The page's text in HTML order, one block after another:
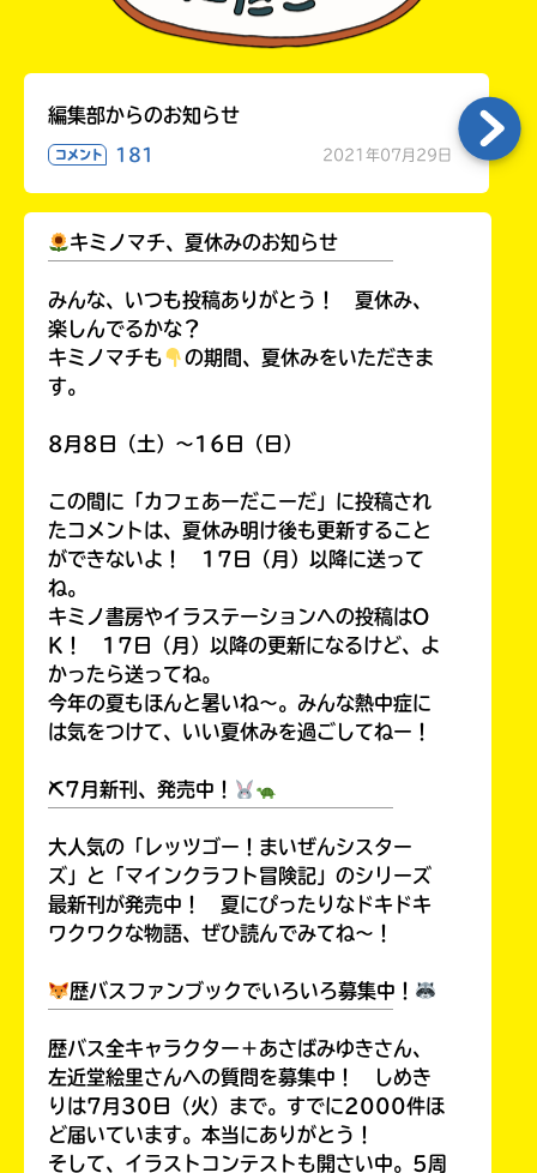
編集部からのお知らせ
コメント 181 2021年07月29日
キミノマチ、夏休みのお知らせ
みんな、いつも投稿ありがとう！ 夏休み、
楽しんでるかな？
キミノマチも
の期間、夏休みをいただきま
す。
8月8日（土）～16日（日）
この間に「カフェあーだこーだ」に投稿され
たコメントは、夏休み明け後も更新すること
ができないよ！ 17日（月）以降に送って
ね。
キミノ書房やイラステーションへの投稿はO
K！ 17日（月）以降の更新になるけど、よ
かったら送ってね。
今年の夏もほんと暑いね～。みんな熱中症に
は気をつけて、いい夏休みを過ごしてねー！
⛏7月新刊、発売中！
大人気の「レッツゴー！まいぜんシスター
ズ」と「マインクラフト冒険記」のシリーズ
最新刊が発売中！ 夏にぴったりなドキドキ
ワクワクな物語、ぜひ読んでみてね～！
歴バスファンブックでいろいろ募集中！
歴バス全キャラクター＋あさばみゆきさん、
左近堂絵里さんへの質問を募集中！ しめき
りは7月30日（火）まで。すでに2000件ほ
ど届いています。本当にありがとう！
そして、イラストコンテストも開さい中。5周